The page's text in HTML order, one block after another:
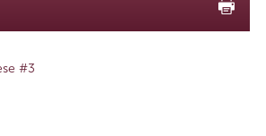
#3